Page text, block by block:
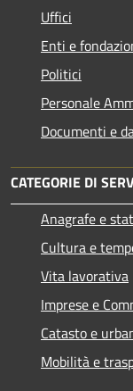
Uffici
Enti e
Politici
Personale
Documenti e
CATEGORIE DI
Anagrafe e
Cultura e
Vita lavorativa
Imprese e
Catasto e
Mobilità e